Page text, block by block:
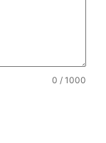
0 / 1000